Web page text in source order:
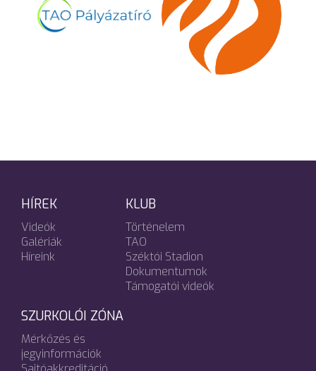
HÍREK
Videók
Galériák
Híreink
KLUB
Történelem
TAO
Széktói Stadion
Dokumentumok
Támogatói videók
SZURKOLÓI ZÓNA
Mérkőzés és
jegyinformációk